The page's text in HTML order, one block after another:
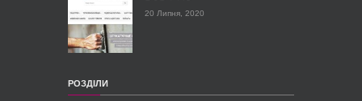
20 Липня, 2020
РОЗДІЛИ